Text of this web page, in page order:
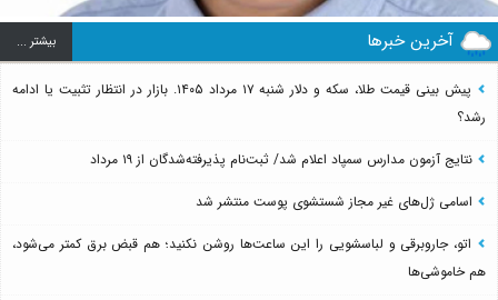
آخرین خبرها بيشتر ...
پیش بینی قیمت طلا، سکه و دلار شنبه ۱۷ مرداد ۱۴۰۵. بازار در انتظار تثبیت یا ادامه
رشد؟
نتایج آزمون مدارس سمپاد اعلام شد/ ثبت‌نام پذیرفته‌شدگان از ۱۹ مرداد
اسامی ژل‌های غیر مجاز شستشوی پوست منتشر شد
اتو، جاروبرقی و لباسشویی را این ساعت‌ها روشن نکنید؛ هم قبض برق کمتر می‌شود،
هم خاموشی‌ها